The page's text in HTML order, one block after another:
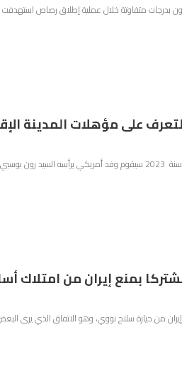
متفاوتة خلال عملية إطلاق رصاص استهدفت
على مؤهلات المدينة
بمنع إيران من امتلاك
من حيازة سلاح نووي، وهو الاتفاق الذي يرى